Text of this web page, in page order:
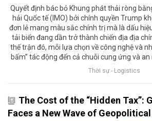
Quyết định bác bỏ Khung phát thải ròng
hải Quốc tế (IMO) bởi chính quyền Trump
đơn lẻ mang màu sắc chính trị mà là dấu
tải biển đang dần trở thành chiến địa địa
thế trận đó, mỗi lựa chọn về công nghệ và
bấm” tác động đến cả chuỗi cung ứng và an
Thời sự - Logistics
The Cost of the “Hidden Tax”:
Faces a New Wave of